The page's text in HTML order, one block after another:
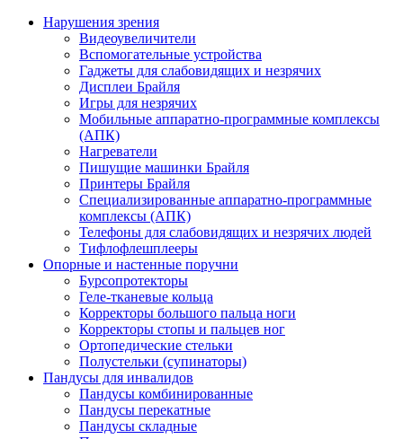
Нарушения зрения
Видеоувеличители
Вспомогательные устройства
Гаджеты для слабовидящих и незрячих
Дисплеи Брайля
Игры для незрячих
Мобильные аппаратно-программные комплексы
(АПК)
Нагреватели
Пишущие машинки Брайля
Принтеры Брайля
Специализированные аппаратно-программные
комплексы (АПК)
Телефоны для слабовидящих и незрячих людей
Тифлофлешплееры
Опорные и настенные поручни
Бурсопротекторы
Геле-тканевые кольца
Корректоры большого пальца ноги
Корректоры стопы и пальцев ног
Ортопедические стельки
Полустельки (супинаторы)
Пандусы для инвалидов
Пандусы комбинированные
Пандусы перекатные
Пандусы складные